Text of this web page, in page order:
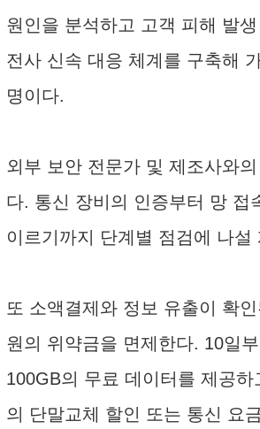
원인을 분석하고 고객 피해 발
전사 신속 대응 체계를 구축해
명이다.
외부 보안 전문가 및 제조사와
다. 통신 장비의 인증부터 망 접
이르기까지 단계별 점검에 나설
또 소액결제와 정보 유출이 확
원의 위약금을 면제한다. 10일
100GB의 무료 데이터를 제공
의 단말교체 할인 또는 통신 요